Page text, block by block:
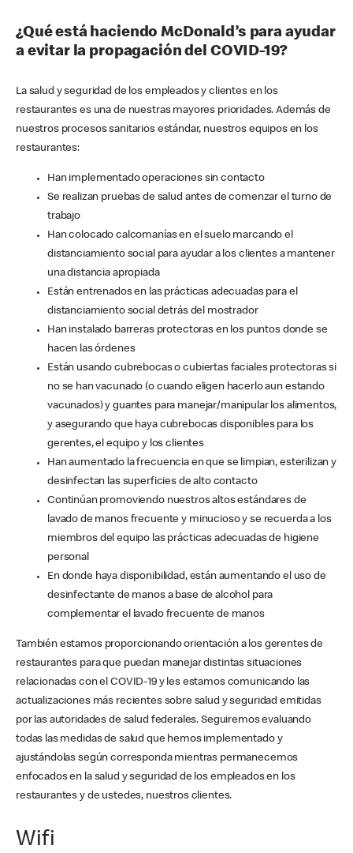
¿Qué está haciendo McDonald’s para ayudar
a evitar la propagación del COVID-19?
La salud y seguridad de los empleados y clientes en los
restaurantes es una de nuestras mayores prioridades. Además de
nuestros procesos sanitarios estándar, nuestros equipos en los
restaurantes:
Han implementado operaciones sin contacto
Se realizan pruebas de salud antes de comenzar el turno de
trabajo
Han colocado calcomanías en el suelo marcando el
distanciamiento social para ayudar a los clientes a mantener
una distancia apropiada
Están entrenados en las prácticas adecuadas para el
distanciamiento social detrás del mostrador
Han instalado barreras protectoras en los puntos donde se
hacen las órdenes
Están usando cubrebocas o cubiertas faciales protectoras si
no se han vacunado (o cuando eligen hacerlo aun estando
vacunados) y guantes para manejar/manipular los alimentos,
y asegurando que haya cubrebocas disponibles para los
gerentes, el equipo y los clientes
Han aumentado la frecuencia en que se limpian, esterilizan y
desinfectan las superficies de alto contacto
Continúan promoviendo nuestros altos estándares de
lavado de manos frecuente y minucioso y se recuerda a los
miembros del equipo las prácticas adecuadas de higiene
personal
En donde haya disponibilidad, están aumentando el uso de
desinfectante de manos a base de alcohol para
complementar el lavado frecuente de manos
También estamos proporcionando orientación a los gerentes de
restaurantes para que puedan manejar distintas situaciones
relacionadas con el COVID-19 y les estamos comunicando las
actualizaciones más recientes sobre salud y seguridad emitidas
por las autoridades de salud federales. Seguiremos evaluando
todas las medidas de salud que hemos implementado y
ajustándolas según corresponda mientras permanecemos
enfocados en la salud y seguridad de los empleados en los
restaurantes y de ustedes, nuestros clientes.
Wifi